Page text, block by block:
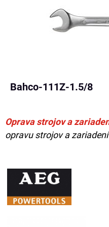
Bahco-111Z-1.5/8
Oprava strojov a
opravu strojov a